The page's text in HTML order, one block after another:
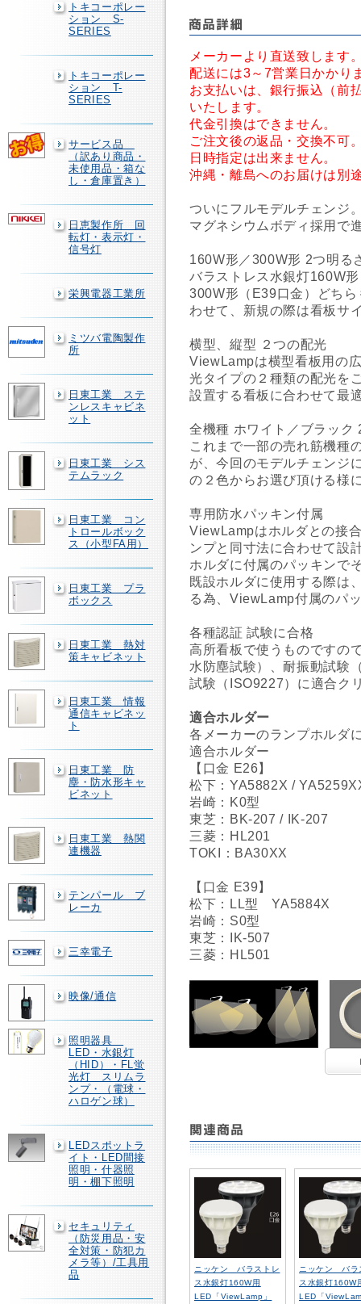
トキコーポレー
ション S-
SERIES
トキコーポレー
ション T-
SERIES
サービス品
（訳あり商品・
未使用品・箱な
し・倉庫置き）
日恵製作所 回
転灯・表示灯・
信号灯
栄興電器工業所
ミツバ電陶製作
所
日東工業 ステ
ンレスキャビネ
ット
日東工業 シス
テムラック
日東工業 コン
トロールボック
ス（小型FA用）
日東工業 プラ
ボックス
日東工業 熱対
策キャビネット
日東工業 情報
通信キャビネッ
ト
日東工業 防
塵・防水形キャ
ビネット
日東工業 熱関
連機器
テンパール ブ
レーカ
三幸電子
映像/通信
照明器具
LED・水銀灯
（HID）・FL蛍
光灯 スリムラ
ンプ・（電球・
ハロゲン球）
LEDスポットラ
イト・LED間接
照明・什器照
明・棚下照明
セキュリティ
（防災用品・安
全対策・防犯カ
メラ等）/工具用
品
メーカーより直送致します
配送には3～7営業日かかり
お支払いは、銀行振込（前
いたします。
代金引換はできません。
ご注文後の返品・交換不可
日時指定は出来ません。
沖縄・離島へのお届けは別
ついにフルモデルチェンジ
マグネシウムボディ採用で
160W形／300W形 2つ明る
バラストレス水銀灯160W
300W形（E39口金）どち
わせて、新規の際は看板サ
横型、縦型 ２つの配光
ViewLampは横型看板用の
光タイプの２種類の配光を
設置する看板に合わせて最
全機種 ホワイト／ブラック
これまで一部の売れ筋機種
が、今回のモデルチェンジ
の２色からお選び頂ける様
専用防水パッキン付属
ViewLampはホルダとの接
ンプと同寸法に合わせて設
ホルダに付属のパッキンで
既設ホルダに使用する際は
る為、ViewLamp付属のパ
各種認証 試験に合格
高所看板で使うものですの
水防塵試験）、耐振動試験
試験（ISO9227）に適合ク
適合ホルダー
各メーカーのランプホルダ
適合ホルダー
【口金 E26】
松下：YA5882X /
岩崎：K0型
東芝：BK-207 / IK-207
三菱：HL201
TOKI：BA30XX
【口金 E39】
松下：LL型 YA5884X
岩崎：S0型
東芝：IK-507
三菱：HL501
ニッケン バラストレ
ス水銀灯160W用
LED「ViewLamp」
ニッケン バラ
ス水銀灯160W
LED「